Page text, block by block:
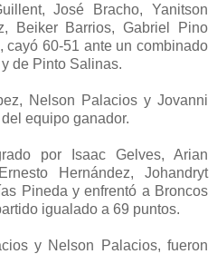
José Bracho, Yanitson
Beiker Barrios, Gabriel Pino
cayó 60-51 ante un combinado
de Pinto Salinas.
Nelson Palacios y Jovanni
equipo ganador.
por Isaac Gelves, Arian
Hernández, Johandryt
Pineda y enfrentó a Broncos
igualado a 69 puntos.
y Nelson Palacios, fueron